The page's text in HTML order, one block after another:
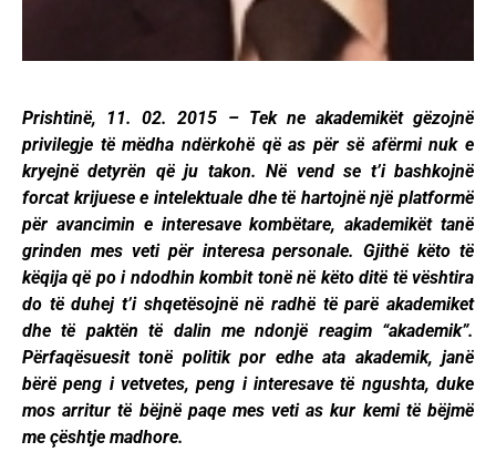
Prishtinë, 11. 02. 2015 – Tek ne akademikët gëzojnë
privilegje të mëdha ndërkohë që as për së afërmi nuk e
kryejnë detyrën që ju takon. Në vend se t’i bashkojnë
forcat krijuese e intelektuale dhe të hartojnë një platformë
për avancimin e interesave kombëtare, akademikët tanë
grinden mes veti për interesa personale. Gjithë këto të
këqija që po i ndodhin kombit tonë në këto ditë të vështira
do të duhej t’i shqetësojnë në radhë të parë akademiket
dhe të paktën të dalin me ndonjë reagim “akademik”.
Përfaqësuesit tonë politik por edhe ata akademik, janë
bërë peng i vetvetes, peng i interesave të ngushta, duke
mos arritur të bëjnë paqe mes veti as kur kemi të bëjmë
me çështje madhore.